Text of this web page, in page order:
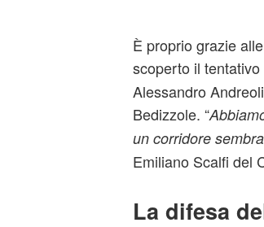
È proprio grazie
scoperto il
Alessandro
Bedizzole. “
un corridore
Emiliano Scalfi del
La difesa